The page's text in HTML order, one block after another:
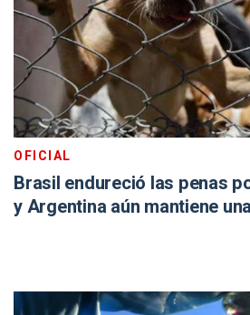
OFICIAL
Brasil endureció las penas
y Argentina aún mantiene